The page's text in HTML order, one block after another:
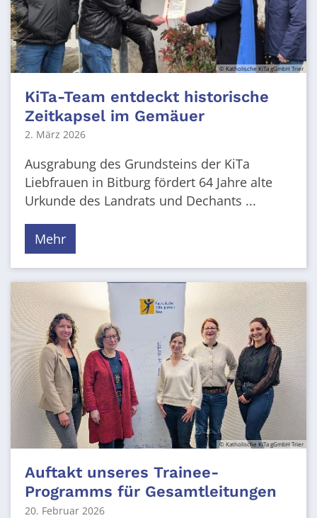
© Katholische KiTa gGmbH Trier
KiTa-Team entdeckt historische
Zeitkapsel im Gemäuer
2. März 2026
Ausgrabung des Grundsteins der KiTa
Liebfrauen in Bitburg fördert 64 Jahre alte
Urkunde des Landrats und Dechants ...
Mehr
© Katholische KiTa gGmbH Trier
Auftakt unseres Trainee-
Programms für Gesamtleitungen
20. Februar 2026